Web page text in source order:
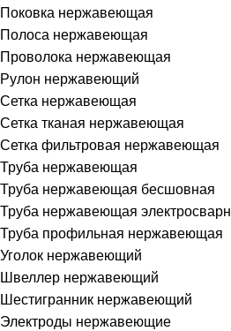
Поковка нержавеющая
Полоса нержавеющая
Проволока нержавеющая
Рулон нержавеющий
Сетка нержавеющая
Сетка тканая нержавеющая
Сетка фильтровая нержавеющая
Труба нержавеющая
Труба нержавеющая бесшовная
Труба нержавеющая
Труба профильная нержавеющая
Уголок нержавеющий
Швеллер нержавеющий
Шестигранник нержавеющий
Электроды нержавеющие